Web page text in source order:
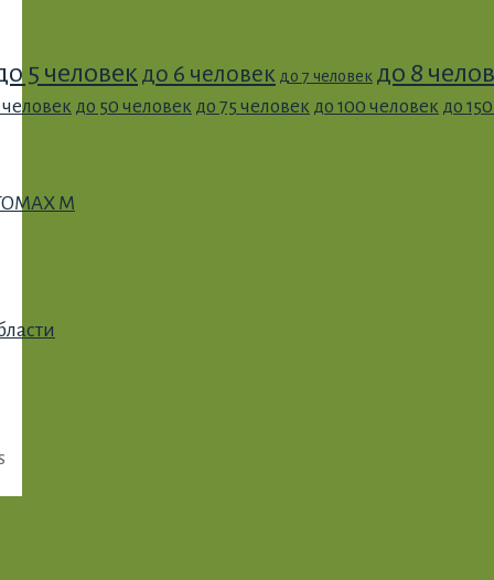
5 человек до 6 человек до 7 человек до 8
до 50 человек до 75 человек до 100 человек до
M